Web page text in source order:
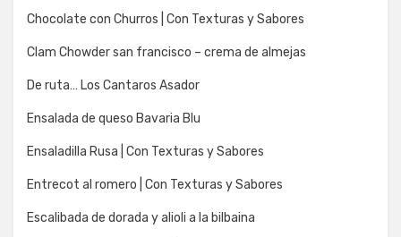
Chocolate con Churros | Con Texturas y Sabores
Clam Chowder san francisco – crema de almejas
De ruta… Los Cantaros Asador
Ensalada de queso Bavaria Blu
Ensaladilla Rusa | Con Texturas y Sabores
Entrecot al romero | Con Texturas y Sabores
Escalibada de dorada y alioli a la bilbaina